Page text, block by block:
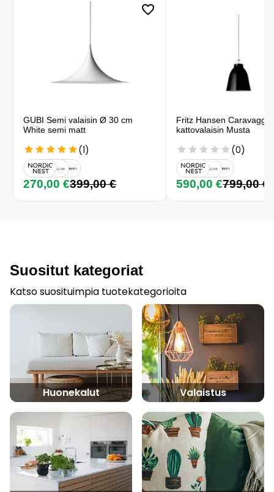
GUBI Semi valaisin Ø 30 cm
White semi matt
(1)
270,00 €399,00 €
Fritz Hansen
kattovalaisin Musta
(0)
590,00 €799,00 €
Suositut kategoriat
Katso suosituimpia tuotekategorioita
Huonekalut Valaistus